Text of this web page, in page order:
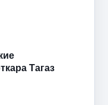
Тагаз